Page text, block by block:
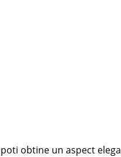
obtine un aspect